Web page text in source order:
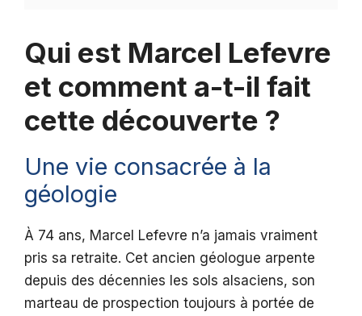
Qui est Marcel Lefevre
et comment a-t-il fait
cette découverte ?
Une vie consacrée à la
géologie
À 74 ans, Marcel Lefevre n’a jamais vraiment
pris sa retraite. Cet ancien géologue arpente
depuis des décennies les sols alsaciens, son
marteau de prospection toujours à portée de